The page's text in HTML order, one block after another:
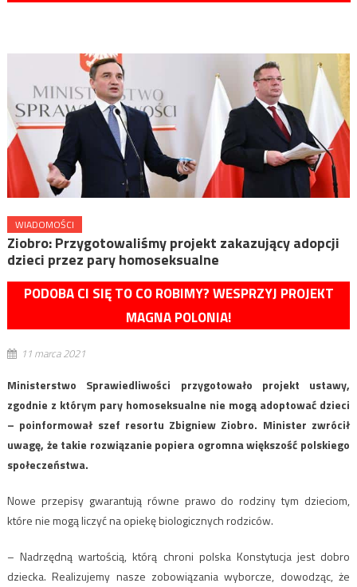
WIADOMOŚCI
Ziobro: Przygotowaliśmy projekt zakazujący adopcji
dzieci przez pary homoseksualne
PODOBA CI SIĘ TO CO ROBIMY? WESPRZYJ PROJEKT
MAGNA POLONIA!
11 marca 2021
Ministerstwo Sprawiedliwości przygotowało projekt ustawy,
zgodnie z którym pary homoseksualne nie mogą adoptować dzieci
– poinformował szef resortu Zbigniew Ziobro. Minister zwrócił
uwagę, że takie rozwiązanie popiera ogromna większość polskiego
społeczeństwa.
Nowe przepisy gwarantują równe prawo do rodziny tym dzieciom,
które nie mogą liczyć na opiekę biologicznych rodziców.
– Nadrzędną wartością, którą chroni polska Konstytucja jest dobro
dziecka. Realizujemy nasze zobowiązania wyborcze, dowodząc, że